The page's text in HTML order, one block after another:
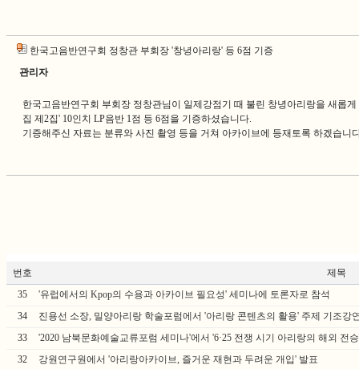
한국고음반연구회 정창관 부회장 '창녕아리랑' 등 6점 기증
관리자
한국고음반연구회 부회장 정창관님이 일제강점기 때 불린 창녕아리랑을 새롭
집 제2집' 10인치 LP음반 1점 등 6점을 기증하셨습니다.
기증해주신 자료는 분류와 사진 촬영 등을 거쳐 아카이브에 등재토록 하겠습니
번호
제목
35
'유럽에서의 Kpop의 수용과 아카이브 필요성' 세미나에 토론자로 참석
34
진용선 소장, 밀양아리랑 학술포럼에서 '아리랑 콘텐츠의 활용' 주제 기조강
33
'2020 남북문화예술교류포럼 세미나'에서 '6·25 전쟁 시기 아리랑의 해외 전
32
강원연구원에서 '아리랑아카이브, 즐거운 재현과 두려운 개입' 발표